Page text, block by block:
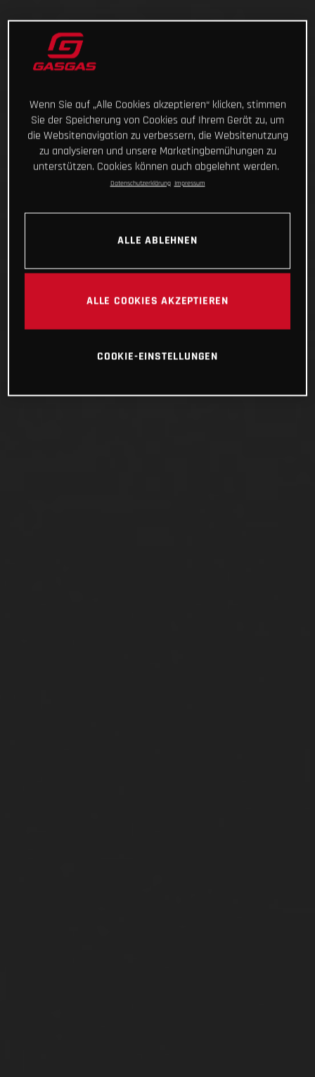
Wenn Sie auf „Alle Cookies akzeptieren“ klicken, stimmen
Sie der Speicherung von Cookies auf Ihrem Gerät zu, um
die Websitenavigation zu verbessern, die Websitenutzung
zu analysieren und unsere Marketingbemühungen zu
unterstützen. Cookies können auch abgelehnt werden.
Datenschutzerklärung Impressum
ALLE ABLEHNEN
ALLE COOKIES AKZEPTIEREN
COOKIE-EINSTELLUNGEN